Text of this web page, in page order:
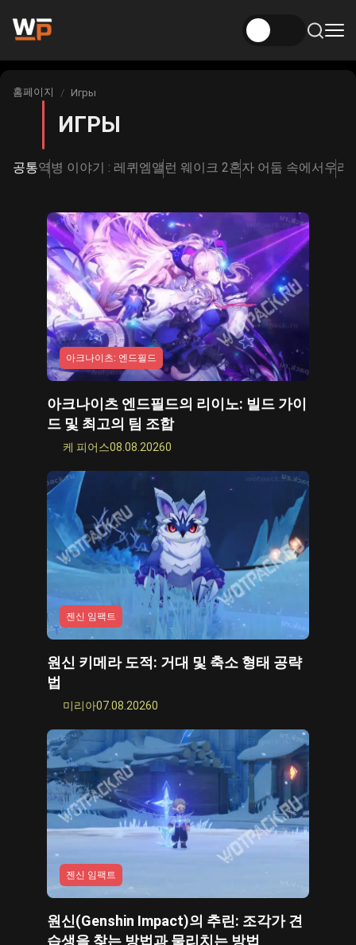
뉴스
겐신 임팩트 뉴스
Honkai News: 스타 레일
젠리스 존 제로 뉴스
젠신 임팩트
영원함에서 영원함으로
고딕 1 리메이크
아크나이츠: 엔드필드
크림슨 사막
젠리스 존 제로
킹덤 컴: 딜리버런스 2
망명 2의 경로
폭풍우
호그와트 유산
사이버 펑크 2077
모든 게임들
빌드
Honkai: 스타 레일 빌드
Zenless Zone Zero 빌드
영원에서 영원으로 나아가는 여정
폭풍의 파도 빌드
사이버펑크 2077 빌드
Path of Exile 2 빌드
평가
애니메이션
영화 및 시리즈
당신이 여기 있습니다 :
홈페이지 Игры
ИГРЫ
공통역병 이야기 : 레퀴엠앨런 웨이크 2혼자 어둠 속에서우리
아크나이츠: 엔드필드
아크나이츠 엔드필드의 리이노: 빌드 가이
드 및 최고의 팀 조합
케 피어스08.08.20260
젠신 임팩트
원신 키메라 도적: 거대 및 축소 형태 공략
법
미리아07.08.20260
젠신 임팩트
원신(Genshin Impact)의 추린: 조각가 견
습생을 찾는 방법과 물리치는 방법